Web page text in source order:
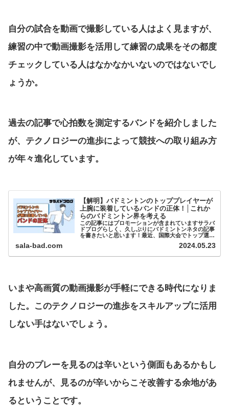
自分の試合を動画で撮影している人はよく見ますが、
練習の中で動画撮影を活用して練習の成果をその都度
チェックしている人はなかなかいないのではないでし
ょうか。
過去の記事で心拍数を測定するバンドを紹介しました
が、テクノロジーの進歩によって競技への取り組み方
が年々進化しています。
【解明】バドミントンのトッププレイヤーが
上腕に装着しているバンドの正体！│これか
らのバドミントン界を考える
この記事にはプロモーションが含まれていますサラバ
ドブログらしく、久しぶりにバドミントンネタの記事
を書きたいと思います！最近、国際大会でトップ選手
が腕に何かを装着しているのをよく見かけませんか？
sala-bad.com 2024.05.23
いまや高画質の動画撮影が手軽にできる時代になりま
した。このテクノロジーの進歩をスキルアップに活用
しない手はないでしょう。
自分のプレーを見るのは辛いという側面もあるかもし
れませんが、見るのが辛いからこそ改善する余地があ
るということです。